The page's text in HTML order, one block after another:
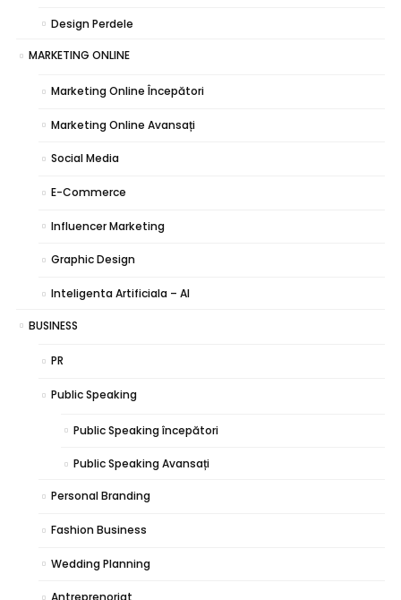
Design Perdele
MARKETING ONLINE
Marketing Online Începători
Marketing Online Avansați
Social Media
E-Commerce
Influencer Marketing
Graphic Design
Inteligenta Artificiala – AI
BUSINESS
PR
Public Speaking
Public Speaking începători
Public Speaking Avansați
Personal Branding
Fashion Business
Wedding Planning